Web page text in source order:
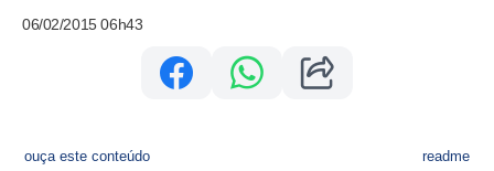
06/02/2015 06h43
ouça este conteúdo readme